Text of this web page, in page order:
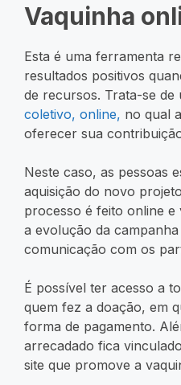
Vaquinha
Esta é uma ferramenta
resultados positivos
de recursos. Trata-se de
coletivo, online, no qual
oferecer sua
Neste caso, as pessoas
aquisição do novo
processo é feito online
a evolução da
comunicação com os
É possível ter acesso a
quem fez a doação, em
forma de pagamento.
arrecadado fica
site que promove a